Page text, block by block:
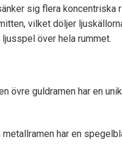
sig flera
vilket döljer
över hela rummet.
övre guldramen har en
metallramen har en